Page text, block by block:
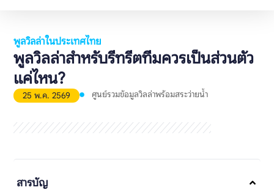
พูลวิลล่าในประเทศไทย
พูลวิลล่าสำหรับรีทรีตทีมควรเป็นส่วนตัว
แค่ไหน?
25 พ.ค. 2569 ศูนย์รวมข้อมูลวิลล่าพร้อมสระว่ายน้ำ
สารบัญ